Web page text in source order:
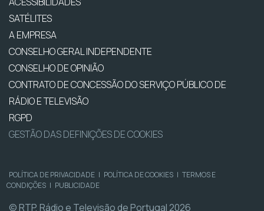
SATÉLITES
A EMPRESA
CONSELHO GERAL INDEPENDENTE
CONSELHO DE OPINIÃO
CONTRATO DE CONCESSÃO DO SERVIÇO PÚBLICO DE
RÁDIO E TELEVISÃO
RGPD
GESTÃO DAS DEFINIÇÕES DE COOKIES
POLÍTICA DE PRIVACIDADE | POLÍTICA DE COOKIES | TERMOS E
CONDIÇÕES | PUBLICIDADE
© RTP, Rádio e Televisão de Portugal 2026